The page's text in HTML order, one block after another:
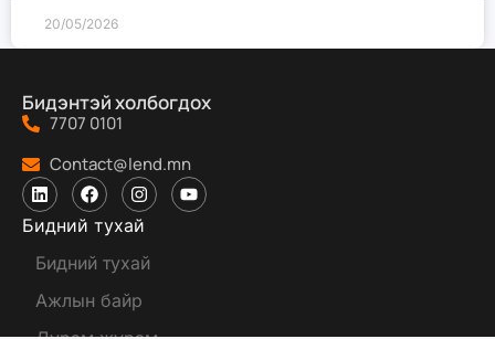
20/05/2026
Бидэнтэй холбогдох
7707 0101
Contact@lend.mn
Бидний тухай
Бидний тухай
Ажлын байр